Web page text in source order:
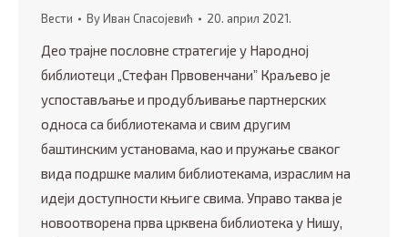
Вести ByИван Спасојевић 20. април 2021.
Део трајне пословне стратегије у Народној
библиотеци „Стефан Првовенчаниˮ Краљево је
успостављање и продубљивање партнерских
односа са библиотекама и свим другим
баштинским установама, као и пружање сваког
вида подршке малим библиотекама, израслим на
идеји доступности књиге свима. Управо таква је
новоотворена прва црквена библиотека у Нишу,